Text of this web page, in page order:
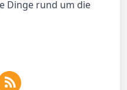
Dinge rund um die